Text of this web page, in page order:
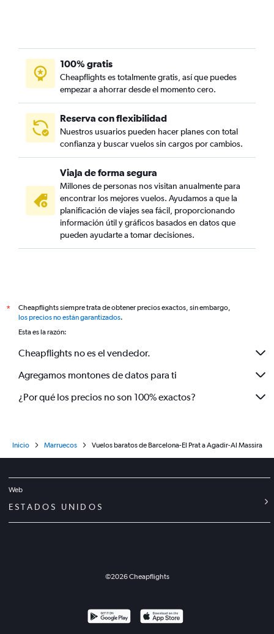
100% gratis
Cheapflights es totalmente gratis, así que puedes
empezar a ahorrar desde el momento cero.
Reserva con flexibilidad
Nuestros usuarios pueden hacer planes con total
confianza y buscar vuelos sin cargos por cambios.
Viaja de forma segura
Millones de personas nos visitan anualmente para
encontrar los mejores vuelos. Ayudamos a que la
planificación de viajes sea fácil, proporcionando
información útil y gráficos basados en datos que
pueden ayudarte a tomar decisiones.
*
Cheapflights siempre trata de obtener precios exactos, sin embargo,
los precios no están garantizados.
Esta es la razón:
Cheapflights no es el vendedor.
Agregamos montones de datos para ti
¿Por qué los precios no son 100% exactos?
Inicio Marruecos Vuelos baratos de Barcelona-El Prat a Agadir-Al Massira
Web
ESTADOS UNIDOS
©2026Cheapflights